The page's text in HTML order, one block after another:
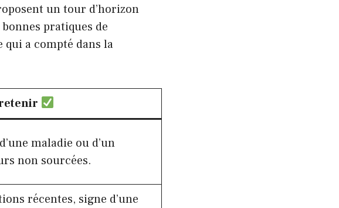
un tour d’horizon
pratiques de
a compté dans la
d’une maladie ou d’un
non sourcées.
récentes, signe d’une